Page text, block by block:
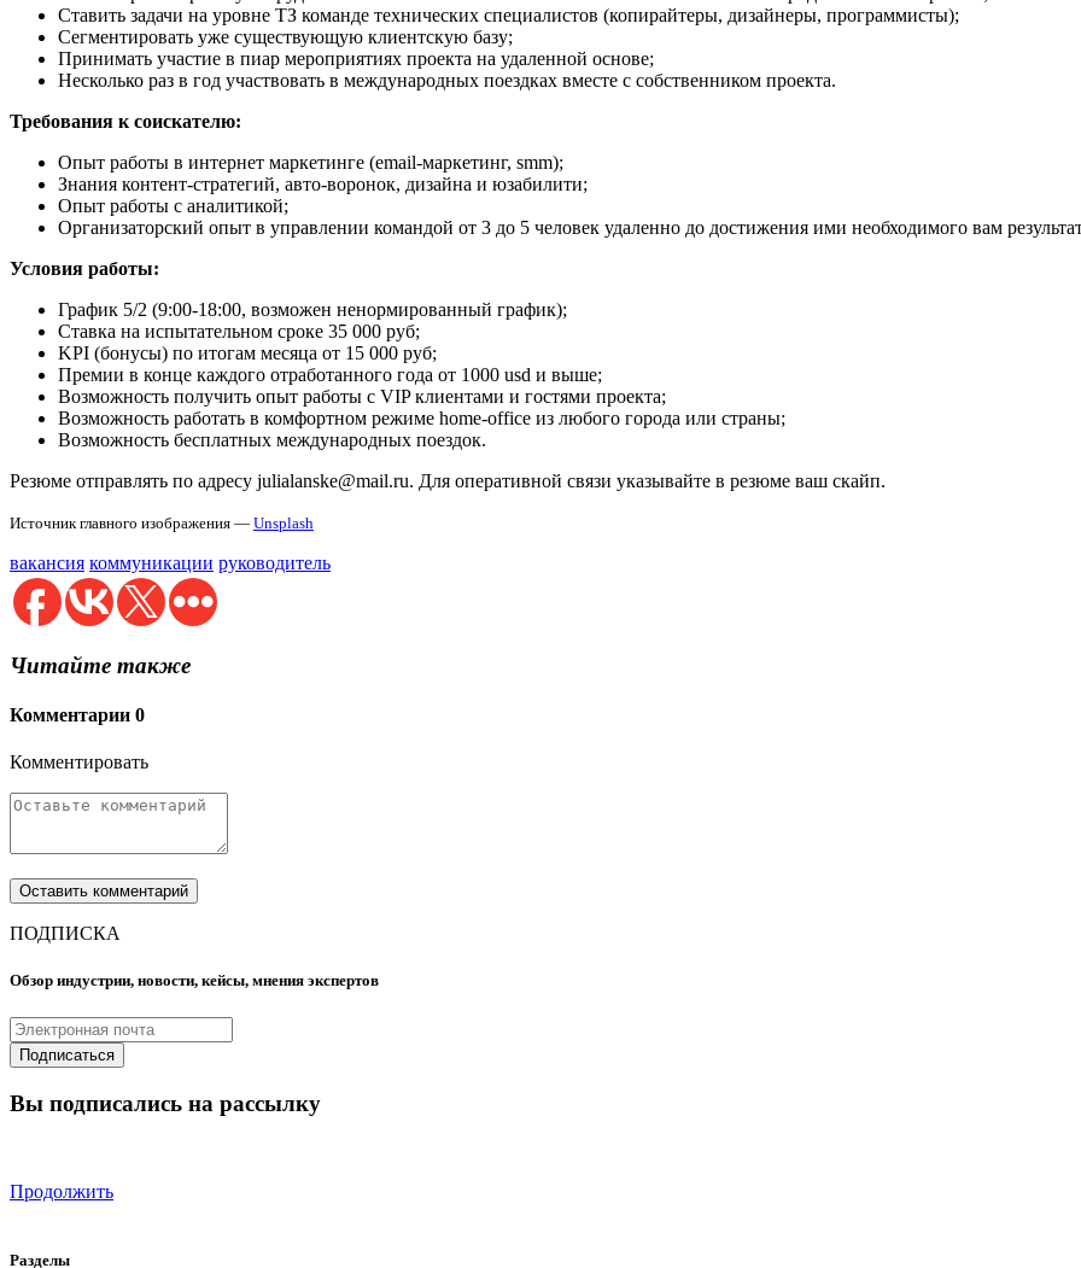
Ставить задачи на уровне ТЗ команде технических специалистов (копирайтеры, дизайнеры, программисты);
Сегментировать уже существующую клиентскую базу;
Принимать участие в пиар мероприятиях проекта на удаленной основе;
Несколько раз в год участвовать в международных поездках вместе с собственником проекта.
Требования к соискателю:
Опыт работы в интернет маркетинге (email-маркетинг, smm);
Знания контент-стратегий, авто-воронок, дизайна и юзабилити;
Опыт работы с аналитикой;
Организаторский опыт в управлении командой от 3 до 5 человек удаленно до достижения ими необходимого вам
Условия работы:
График 5/2 (9:00-18:00, возможен ненормированный график);
Ставка на испытательном сроке 35 000 руб;
KPI (бонусы) по итогам месяца от 15 000 руб;
Премии в конце каждого отработанного года от 1000 usd и выше;
Возможность получить опыт работы с VIP клиентами и гостями проекта;
Возможность работать в комфортном режиме home-office из любого города или страны;
Возможность бесплатных международных поездок.
Резюме отправлять по адресу julialanske@mail.ru. Для оперативной связи указывайте в резюме ваш скайп.
Источник главного изображения — Unsplash
вакансия коммуникации руководитель
Читайте также
Комментарии 0
Комментировать
ПОДПИСКА
Обзор индустрии, новости, кейсы, мнения экспертов
Вы подписались на рассылку
Продолжить
Разделы